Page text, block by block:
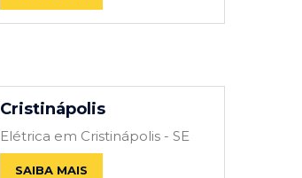
Cristinápolis
Elétrica em Cristinápolis - SE
SAIBA MAIS